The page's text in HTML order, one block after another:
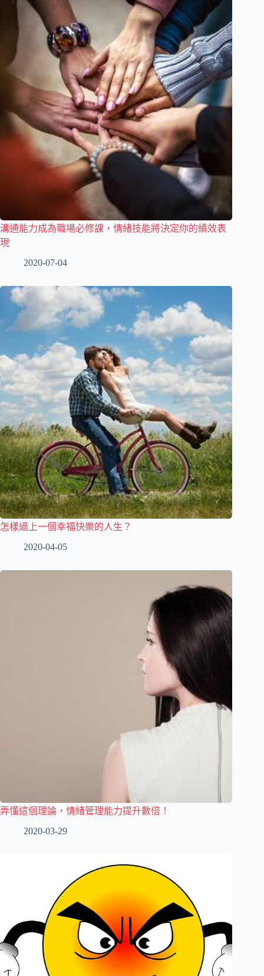
溝通能力成為職場必修課，情緒技能將決定你的績效表
現
2020-07-04
怎樣過上一個幸福快樂的人生？
2020-04-05
弄懂這個理論，情緒管理能力提升數倍！
2020-03-29